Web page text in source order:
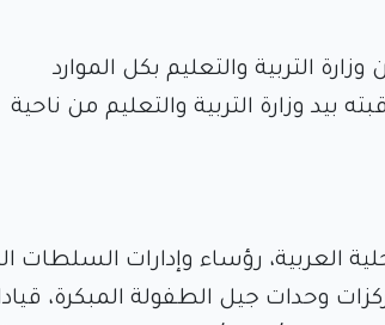
التربية والتعليم بكل الموارد
بيد وزارة التربية والتعليم من ناحية
العربية، رؤساء وإدارات السلطات
وحدات جيل الطفولة المبكرة،